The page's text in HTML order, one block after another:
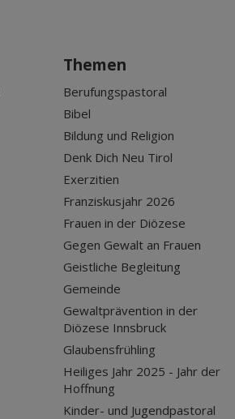
Themen
Berufungspastoral
Bibel
Bildung und Religion
Denk Dich Neu Tirol
Exerzitien
Franziskusjahr 2026
Frauen in der Diözese
Gegen Gewalt an Frauen
Geistliche Begleitung
Gemeinde
Gewaltprävention in der
Diözese Innsbruck
Glaubensfrühling
Heiliges Jahr 2025 - Jahr der
Hoffnung
Kinder- und Jugendpastoral